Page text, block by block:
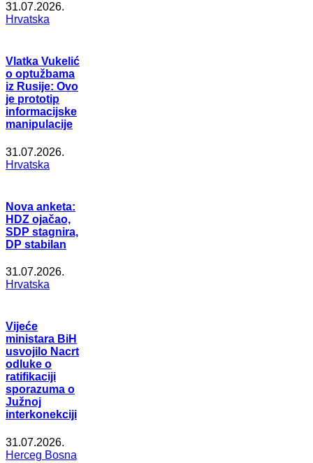
31.07.2026.
Hrvatska
Vlatka Vukelić
o optužbama
iz Rusije: Ovo
je prototip
informacijske
manipulacije
31.07.2026.
Hrvatska
Nova anketa:
HDZ ojačao,
SDP stagnira,
DP stabilan
31.07.2026.
Hrvatska
Vijeće
ministara BiH
usvojilo Nacrt
odluke o
ratifikaciji
sporazuma o
Južnoj
interkonekciji
31.07.2026.
Herceg Bosna